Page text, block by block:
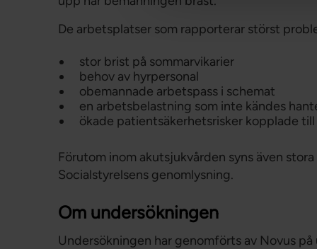
De arbetsplatser som rapporterar störst
stor brist på sommarvikarier
behov av hyrpersonal
obemannade arbetspass i schemat
en arbetsbelastning som inte kändes
ökade patientsäkerhetsrisker kopplade
Förutom inom akutsjukvården syns även
Socialstyrelsens genomlysning.
Om undersökningen
Undersökningen har genomförts av Novus